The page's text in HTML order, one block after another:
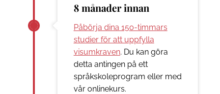
8 månader innan
Påbörja dina 150-timmars
studier för att uppfylla
visumkraven. Du kan göra
detta antingen på ett
språkskoleprogram eller med
vår onlinekurs.